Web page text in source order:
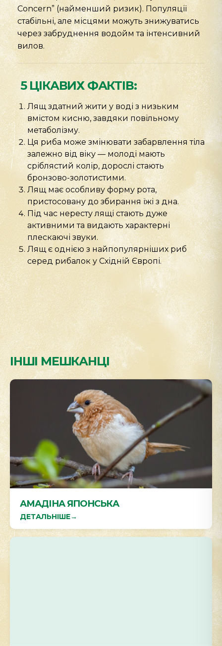
Concern” (найменший ризик). Популяції
стабільні, але місцями можуть знижуватись
через забруднення водойм та інтенсивний
вилов.
5 ЦІКАВИХ ФАКТІВ:
Лящ здатний жити у воді з низьким
вмістом кисню, завдяки повільному
метаболізму.
Ця риба може змінювати забарвлення тіла
залежно від віку — молоді мають
сріблястий колір, дорослі стають
бронзово-золотистими.
Лящ має особливу форму рота,
пристосовану до збирання їжі з дна.
Під час нересту лящі стають дуже
активними та видають характерні
плескаючі звуки.
Лящ є однією з найпопулярніших риб
серед рибалок у Східній Європі.
ІНШІ МЕШКАНЦІ
АМАДІНА ЯПОНСЬКА
ДЕТАЛЬНІШЕ→